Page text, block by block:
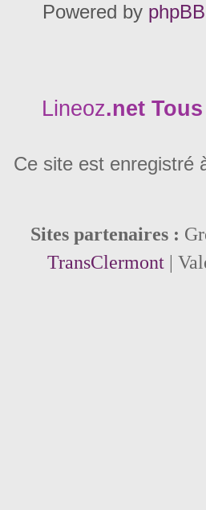
Powered by phpBB
Lineoz.net
Ce site est enregistré
Sites partenaires :
TransClermont|